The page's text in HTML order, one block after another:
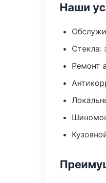
Наши
Стекла:
Ремонт